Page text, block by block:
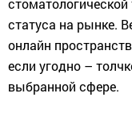
статуса на рынке.
онлайн
если угодно –
выбранной сфере.